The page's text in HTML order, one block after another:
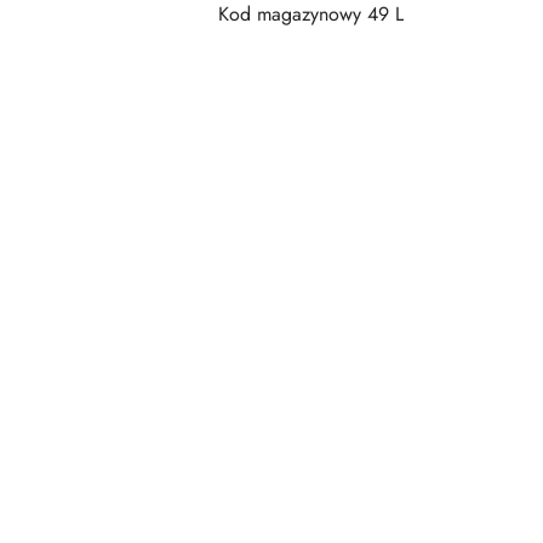
Kod magazynowy 49 L